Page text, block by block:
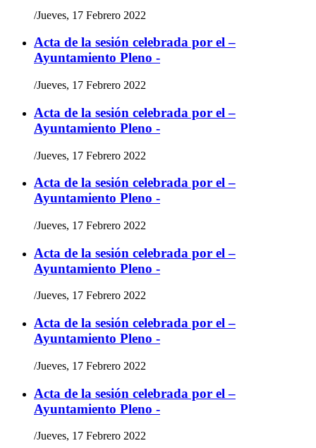
/Jueves, 17 Febrero 2022
Acta de la sesión celebrada por el –
Ayuntamiento Pleno -
/Jueves, 17 Febrero 2022
Acta de la sesión celebrada por el –
Ayuntamiento Pleno -
/Jueves, 17 Febrero 2022
Acta de la sesión celebrada por el –
Ayuntamiento Pleno -
/Jueves, 17 Febrero 2022
Acta de la sesión celebrada por el –
Ayuntamiento Pleno -
/Jueves, 17 Febrero 2022
Acta de la sesión celebrada por el –
Ayuntamiento Pleno -
/Jueves, 17 Febrero 2022
Acta de la sesión celebrada por el –
Ayuntamiento Pleno -
/Jueves, 17 Febrero 2022